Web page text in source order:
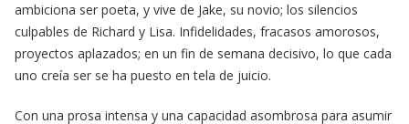
ambiciona ser poeta, y vive de Jake, su novio; los silencios
culpables de Richard y Lisa. Infidelidades, fracasos amorosos,
proyectos aplazados; en un fin de semana decisivo, lo que cada
uno creía ser se ha puesto en tela de juicio.
Con una prosa intensa y una capacidad asombrosa para asumir